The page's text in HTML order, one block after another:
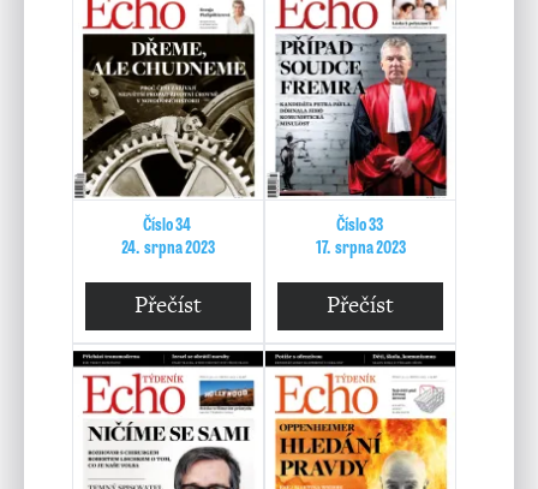
Číslo 34
24. srpna 2023
Přečíst
Číslo 33
17. srpna 2023
Přečíst